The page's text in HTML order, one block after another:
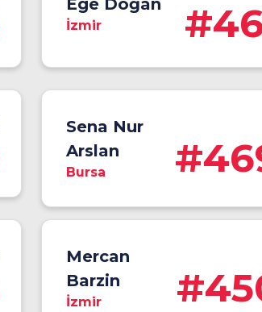
Ege Doğan
İzmir
Sena Nur
Arslan
Bursa
Mercan
Barzin
İzmir